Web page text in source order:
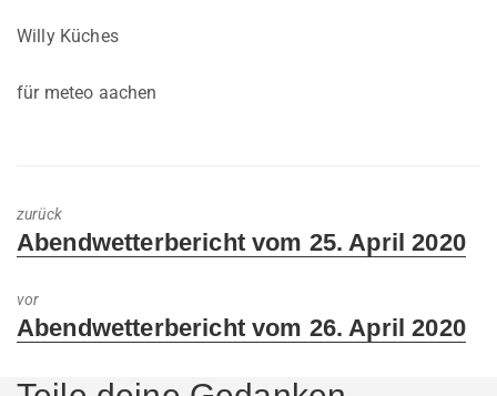
Willy Küches
für meteo aachen
zurück
Previous
Abendwetterbericht vom 25. April 2020
vor
Next
Abendwetterbericht vom 26. April 2020